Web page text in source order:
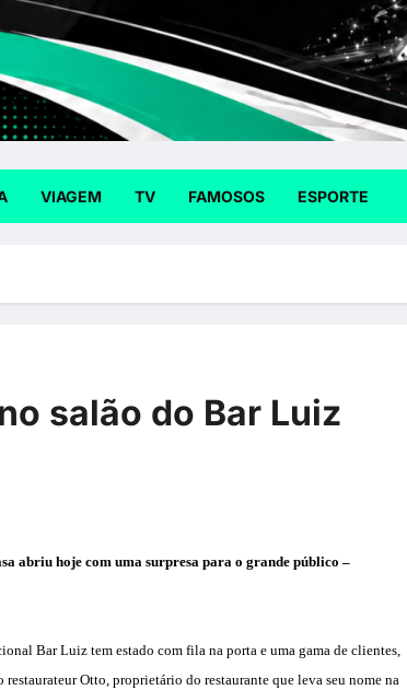
VIAGEM TV FAMOSOS ESPORTE
salão do Bar Luiz
abriu hoje com uma surpresa para o grande público –
Bar Luiz tem estado com fila na porta e uma gama de clientes,
Otto, proprietário do restaurante que leva seu nome na